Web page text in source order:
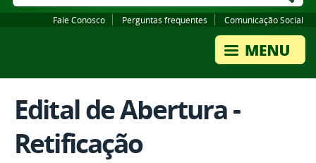
Fale Conosco Perguntas frequentes Comunicação Social
Edital de Abertura -
Retificação